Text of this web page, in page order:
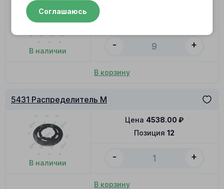
В наличии
- +
В корзину
5431 Распределитель M
В наличии
Позиция 12
Цена 4538.00 ₽
- +
В корзину
Соглашаюсь